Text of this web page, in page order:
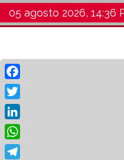
05 agosto 2026, 14:36
Facebook
Twitter
LinkedIn
WhatsApp